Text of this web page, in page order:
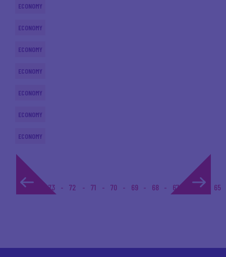
ECONOMY
ECONOMY
ECONOMY
ECONOMY
ECONOMY
ECONOMY
ECONOMY
1... 73 72 71 70 69 68 67 66 65